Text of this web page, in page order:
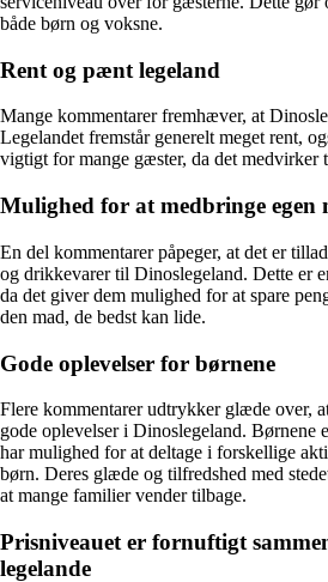
både børn og voksne.
Rent og pænt legeland
Mange kommentarer fremhæver, at
Legelandet fremstår generelt meget rent,
vigtigt for mange gæster, da det medvirker
Mulighed for at medbringe
En del kommentarer påpeger, at det er
og drikkevarer til Dinoslegeland. Dette er
da det giver dem mulighed for at spare
den mad, de bedst kan lide.
Gode oplevelser for børnene
Flere kommentarer udtrykker glæde over,
gode oplevelser i Dinoslegeland. Børnene
har mulighed for at deltage i forskellige
børn. Deres glæde og tilfredshed med
at mange familier vender tilbage.
Prisniveauet er fornuftigt
legelande